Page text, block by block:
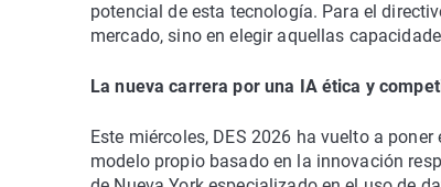
potencial de esta tecnología. Para el
mercado, sino en elegir aquellas
La nueva carrera por una IA ética y
Este miércoles, DES 2026 ha vuelto a
modelo propio basado en la innovación